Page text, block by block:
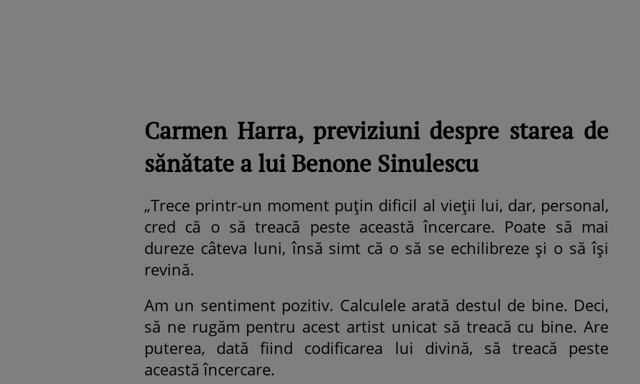
Carmen Harra, previziuni despre starea de
sănătate a lui Benone Sinulescu
„Trece printr-un moment puțin dificil al vieții lui, dar, personal,
cred că o să treacă peste această încercare. Poate să mai
dureze câteva luni, însă simt că o să se echilibreze și o să își
revină.
Am un sentiment pozitiv. Calculele arată destul de bine. Deci,
să ne rugăm pentru acest artist unicat să treacă cu bine. Are
puterea, dată fiind codificarea lui divină, să treacă peste
această încercare.